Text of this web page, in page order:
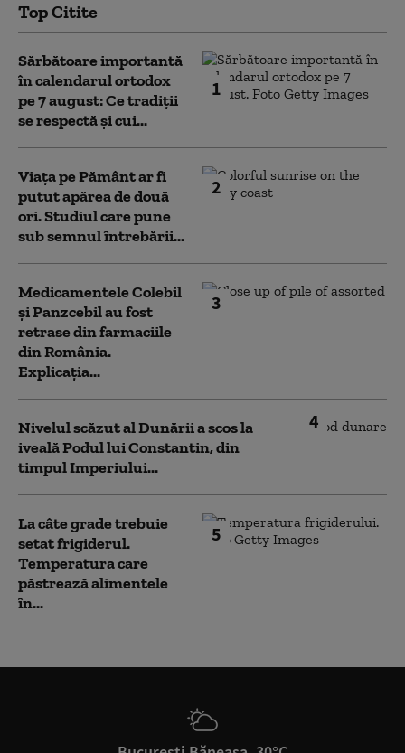
Top Citite
1
Sărbătoare importantă
în calendarul ortodox
pe 7 august: Ce tradiții
se respectă și cui...
2
Viața pe Pământ ar fi
putut apărea de două
ori. Studiul care pune
sub semnul întrebării...
3
Medicamentele Colebil
și Panzcebil au fost
retrase din farmaciile
din România.
Explicația...
4
Nivelul scăzut al Dunării a scos la
iveală Podul lui Constantin, din
timpul Imperiului...
5
La câte grade trebuie
setat frigiderul.
Temperatura care
păstrează alimentele
în...